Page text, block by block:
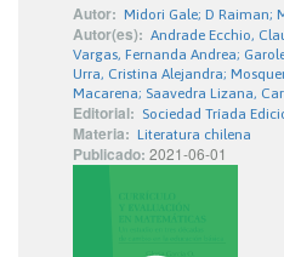
Autor: Midori Gale; D Raiman;
Autor(es): Andrade Ecchio,
Vargas, Fernanda Andrea;
Urra, Cristina Alejandra;
Macarena; Saavedra Lizana,
Editorial: Sociedad Tríada
Materia: Literatura chilena
Publicado: 2021-06-01